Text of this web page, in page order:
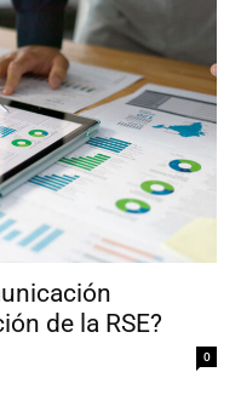
de la RSE?
0